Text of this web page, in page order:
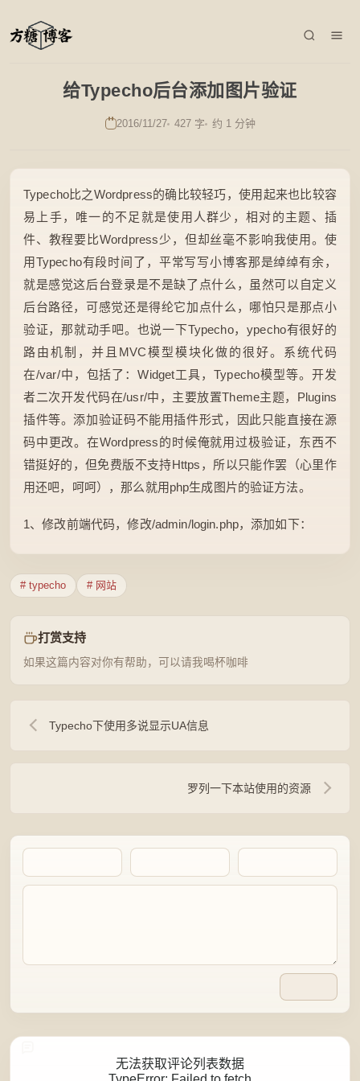
给Typecho后台添加图片验证
2016/11/27 427 字 约 1 分钟
Typecho比之Wordpress的确比较轻巧，使用起来也比较容
易上手，唯一的不足就是使用人群少，相对的主题、插
件、教程要比Wordpress少，但却丝毫不影响我使用。使
用Typecho有段时间了，平常写写小博客那是绰绰有余，
就是感觉这后台登录是不是缺了点什么，虽然可以自定义
后台路径，可感觉还是得纶它加点什么，哪怕只是那点小
验证，那就动手吧。也说一下Typecho，ypecho有很好的
路由机制，并且MVC模型模块化做的很好。系统代码
在/var/中，包括了：Widget工具，Typecho模型等。开发
者二次开发代码在/usr/中，主要放置Theme主题，Plugins
插件等。添加验证码不能用插件形式，因此只能直接在源
码中更改。在Wordpress的时候俺就用过极验证，东西不
错挺好的，但免费版不支持Https，所以只能作罢（心里作
用还吧，呵呵），那么就用php生成图片的验证方法。
1、修改前端代码，修改/admin/login.php，添加如下：
# typecho # 网站
打赏支持
如果这篇内容对你有帮助，可以请我喝杯咖啡
Typecho下使用多说显示UA信息
罗列一下本站使用的资源
无法获取评论列表数据